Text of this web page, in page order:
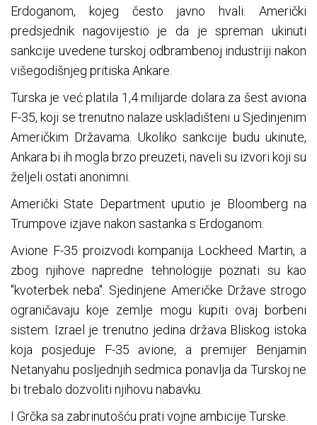
Erdoganom, kojeg često javno hvali. Američki
predsjednik nagovijestio je da je spreman ukinuti
sankcije uvedene turskoj odbrambenoj industriji nakon
višegodišnjeg pritiska Ankare.
Turska je već platila 1,4 milijarde dolara za šest aviona
F-35, koji se trenutno nalaze uskladišteni u Sjedinjenim
Američkim Državama. Ukoliko sankcije budu ukinute,
Ankara bi ih mogla brzo preuzeti, naveli su izvori koji su
željeli ostati anonimni.
Američki State Department uputio je Bloomberg na
Trumpove izjave nakon sastanka s Erdoganom.
Avione F-35 proizvodi kompanija Lockheed Martin, a
zbog njihove napredne tehnologije poznati su kao
"kvoterbek neba". Sjedinjene Američke Države strogo
ograničavaju koje zemlje mogu kupiti ovaj borbeni
sistem. Izrael je trenutno jedina država Bliskog istoka
koja posjeduje F-35 avione, a premijer Benjamin
Netanyahu posljednjih sedmica ponavlja da Turskoj ne
bi trebalo dozvoliti njihovu nabavku.
I Grčka sa zabrinutošću prati vojne ambicije Turske.